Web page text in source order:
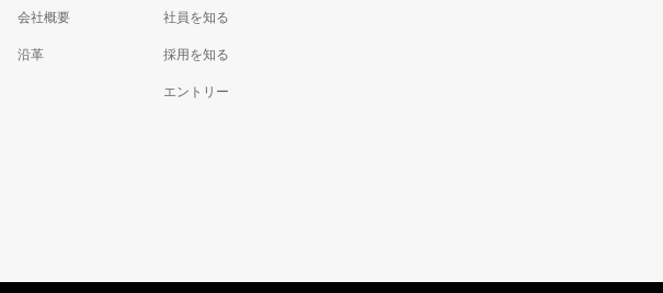
会社概要
沿革
社員を知る
採用を知る
エントリー